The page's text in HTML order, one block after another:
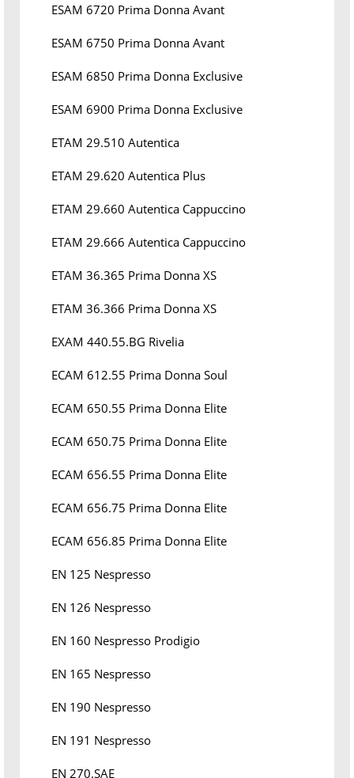
ESAM 6720 Prima Donna Avant
ESAM 6750 Prima Donna Avant
ESAM 6850 Prima Donna Exclusive
ESAM 6900 Prima Donna Exclusive
ETAM 29.510 Autentica
ETAM 29.620 Autentica Plus
ETAM 29.660 Autentica Cappuccino
ETAM 29.666 Autentica Cappuccino
ETAM 36.365 Prima Donna XS
ETAM 36.366 Prima Donna XS
EXAM 440.55.BG Rivelia
ECAM 612.55 Prima Donna Soul
ECAM 650.55 Prima Donna Elite
ECAM 650.75 Prima Donna Elite
ECAM 656.55 Prima Donna Elite
ECAM 656.75 Prima Donna Elite
ECAM 656.85 Prima Donna Elite
EN 125 Nespresso
EN 126 Nespresso
EN 160 Nespresso Prodigio
EN 165 Nespresso
EN 190 Nespresso
EN 191 Nespresso
EN 270.SAE